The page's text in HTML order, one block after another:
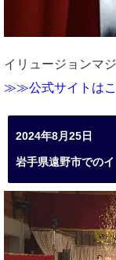
イリュージョンマ
≫≫公式サイトはこ
2024年8月25日
岩手県遠野市での